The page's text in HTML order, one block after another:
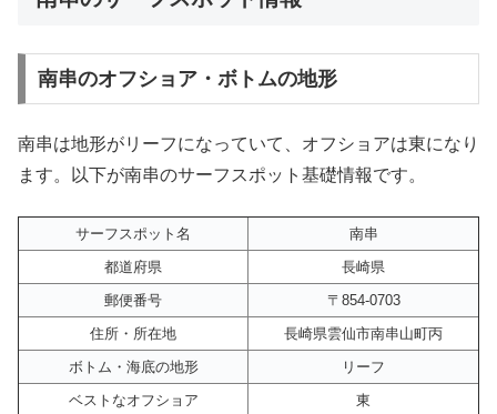
南串のオフショア・ボトムの地形
南串は地形がリーフになっていて、オフショアは東になり
ます。以下が南串のサーフスポット基礎情報です。
サーフスポット名
南串
都道府県
長崎県
郵便番号
〒854-0703
住所・所在地
長崎県雲仙市南串山町丙
ボトム・海底の地形
リーフ
ベストなオフショア
東